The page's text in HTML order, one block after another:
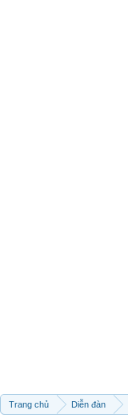
Trang chủ Diễn đàn